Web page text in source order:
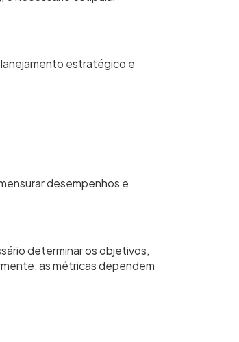
estratégico e
desempenhos e
determinar os objetivos,
as métricas dependem